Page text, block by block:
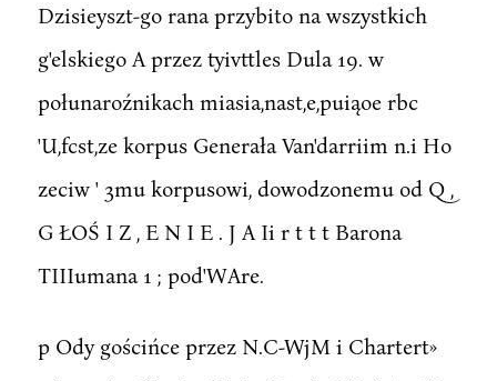
Dzisieyszt-go rana przybito na wszystkich
g'elskiego A przez tyivttles Dula 19. w
połunaroźnikach miasia,nast,e,puiąoe rbc
'U,fcst,ze korpus Generała Van'darriim n.i Ho
zeciw ' 3mu korpusowi, dowodzonemu od Q ,
G ŁOŚ I Z , E N I E . J A Ii r t t t Barona
TIIIumana 1 ; pod'WAre.
p Ody gościńce przez N.C-WjM i Chartert»